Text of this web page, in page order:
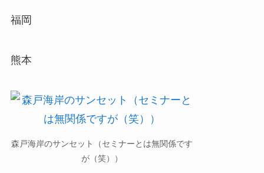
福岡
熊本
森戸海岸のサンセット（セミナーとは無関係です
が（笑））